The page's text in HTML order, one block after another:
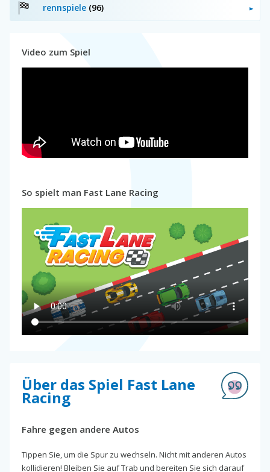
rennspiele (96)
Video zum Spiel
So spielt man Fast Lane Racing
Über das Spiel Fast Lane
Racing
Fahre gegen andere Autos
Tippen Sie, um die Spur zu wechseln. Nicht mit anderen Autos
kollidieren! Bleiben Sie auf Trab und bereiten Sie sich darauf